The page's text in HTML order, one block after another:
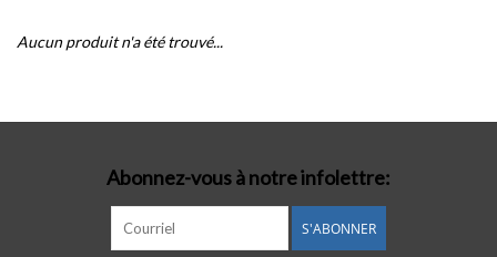
Badmode
Aucun produit n'a été trouvé...
Abonnez-vous à notre infolettre:
S'ABONNER